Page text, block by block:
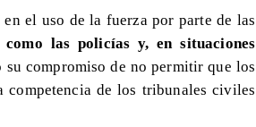
el uso de la fuerza por parte de las
como las policías y, en situaciones
compromiso de no permitir que los
competencia de los tribunales civiles